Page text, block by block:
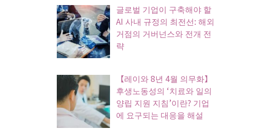
글로벌 기업이 구축해야 할
AI 사내 규정의 최전선: 해외
거점의 거버넌스와 전개 전
략
【레이와 8년 4월 의무화】
후생노동성의 ‘치료와 일의
양립 지원 지침’이란? 기업
에 요구되는 대응을 해설